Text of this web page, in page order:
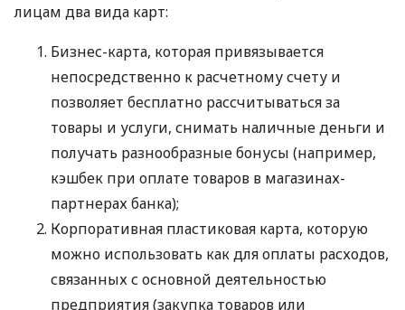
лицам два вида карт:
Бизнес-карта, которая привязывается
непосредственно к расчетному счету и
позволяет бесплатно рассчитываться за
товары и услуги, снимать наличные деньги и
получать разнообразные бонусы (например,
кэшбек при оплате товаров в магазинах-
партнерах банка);
Корпоративная пластиковая карта, которую
можно использовать как для оплаты расходов,
связанных с основной деятельностью
предприятия (закупка товаров или